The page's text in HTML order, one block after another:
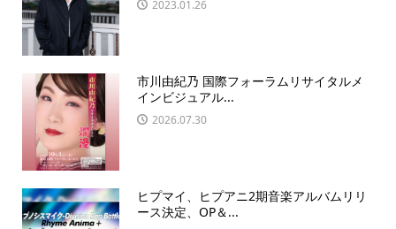
2023.01.26
市川由紀乃 国際フォーラムリサイタルメ
インビジュアル...
2026.07.30
ヒプマイ、ヒプアニ2期音楽アルバムリリ
ース決定、OP＆...